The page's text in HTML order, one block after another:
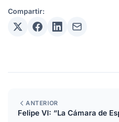
Compartir:
ANTERIOR
Felipe VI: “La Cámara de